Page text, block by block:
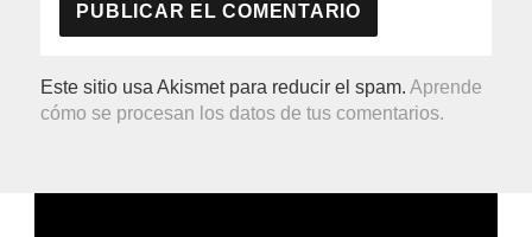
Este sitio usa Akismet para reducir el spam.Aprende
cómo se procesan los datos de tus comentarios.